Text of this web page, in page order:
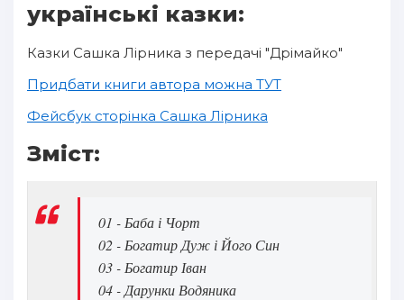
10
11
12
13
14
16
українські казки:
Казки Сашка Лірника з передачі "Дрімайко"
Придбати книги автора можна ТУТ
Фейсбук сторінка Сашка Лірника
Зміст:
01 - Баба і Чорт
02 - Богатир Дуж і Його Син
03 - Богатир Іван
04 - Дарунки Водяника